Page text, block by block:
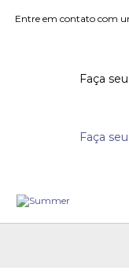
Entre em contato com
Faça
Faça